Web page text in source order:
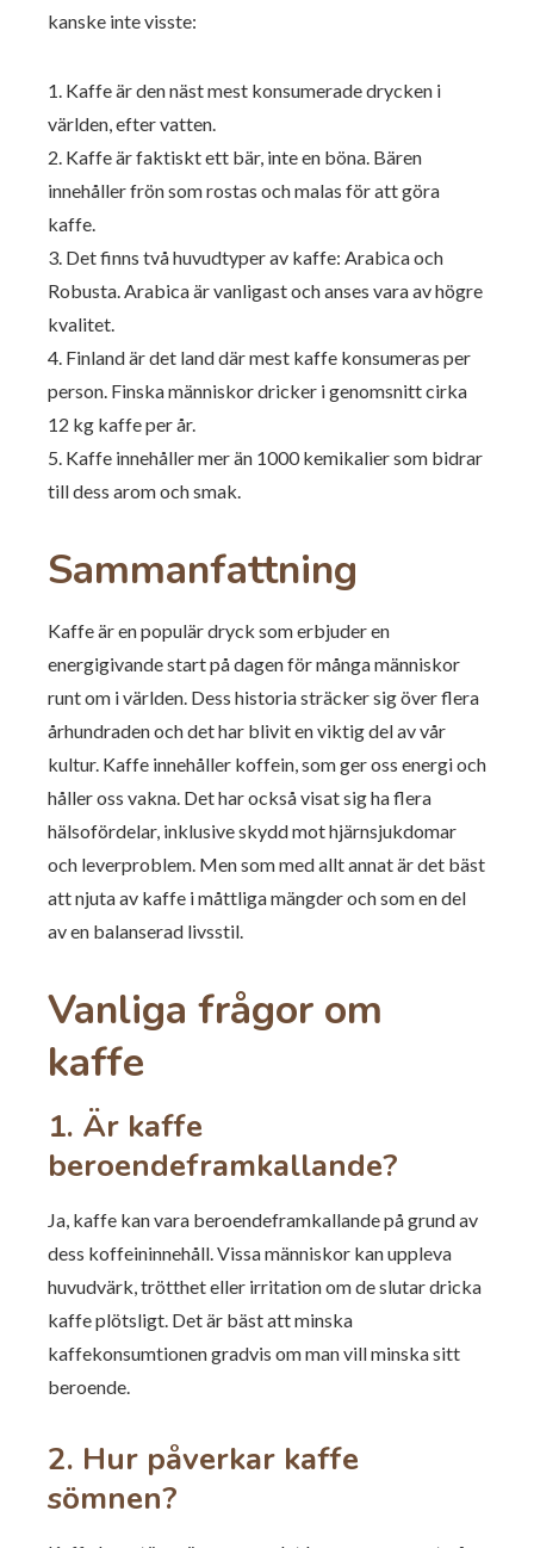
kanske inte visste:
1. Kaffe är den näst mest konsumerade drycken i
världen, efter vatten.
2. Kaffe är faktiskt ett bär, inte en böna. Bären
innehåller frön som rostas och malas för att göra
kaffe.
3. Det finns två huvudtyper av kaffe: Arabica och
Robusta. Arabica är vanligast och anses vara av högre
kvalitet.
4. Finland är det land där mest kaffe konsumeras per
person. Finska människor dricker i genomsnitt cirka
12 kg kaffe per år.
5. Kaffe innehåller mer än 1000 kemikalier som bidrar
till dess arom och smak.
Sammanfattning
Kaffe är en populär dryck som erbjuder en
energigivande start på dagen för många människor
runt om i världen. Dess historia sträcker sig över flera
århundraden och det har blivit en viktig del av vår
kultur. Kaffe innehåller koffein, som ger oss energi och
håller oss vakna. Det har också visat sig ha flera
hälsofördelar, inklusive skydd mot hjärnsjukdomar
och leverproblem. Men som med allt annat är det bäst
att njuta av kaffe i måttliga mängder och som en del
av en balanserad livsstil.
Vanliga frågor om
kaffe
1. Är kaffe
beroendeframkallande?
Ja, kaffe kan vara beroendeframkallande på grund av
dess koffeininnehåll. Vissa människor kan uppleva
huvudvärk, trötthet eller irritation om de slutar dricka
kaffe plötsligt. Det är bäst att minska
kaffekonsumtionen gradvis om man vill minska sitt
beroende.
2. Hur påverkar kaffe
sömnen?